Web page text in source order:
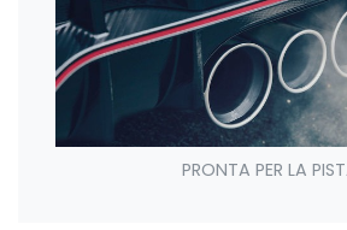
PRONTA PER LA